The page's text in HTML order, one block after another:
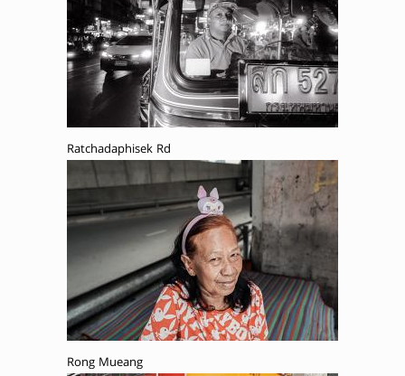
Ratchadaphisek Rd
Rong Mueang